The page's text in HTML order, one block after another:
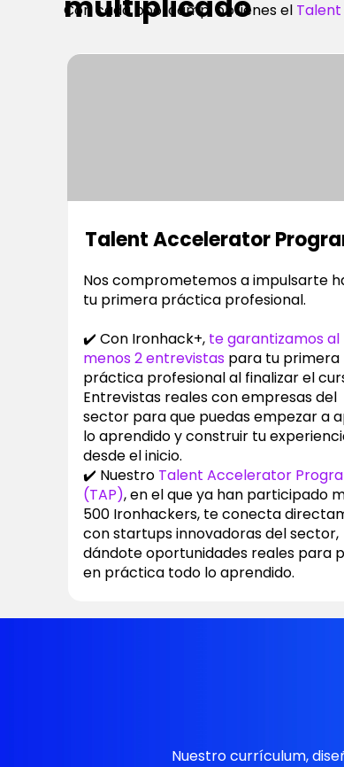
Con cada bootcamp, obtienes el
Talent Accelerator
Nos comprometemos a impulsarte
tu primera práctica profesional.
✔️ Con Ironhack+, te garantizamos al
menos 2 entrevistas para tu primera
práctica profesional al finalizar el
Entrevistas reales con empresas del
sector para que puedas empezar a
lo aprendido y construir tu
desde el inicio.
✔️ Nuestro Talent Accelerator
(TAP), en el que ya han participado
500 Ironhackers, te conecta
con startups innovadoras del sector,
dándote oportunidades reales para
en práctica todo lo aprendido.
Nuestro currículum,